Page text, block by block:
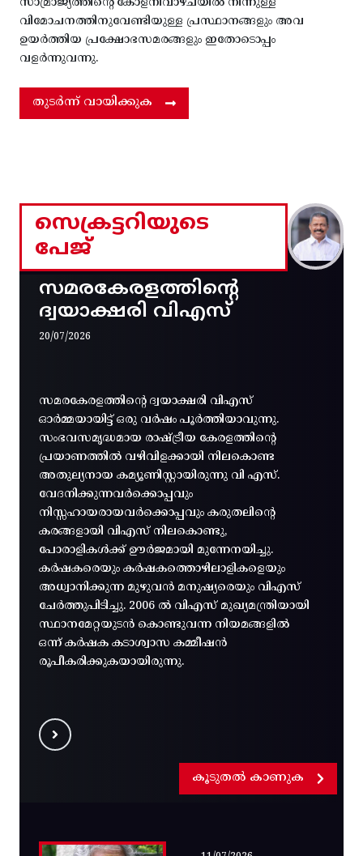
വിമോചനത്തിനുവേണ്ടിയുള്ള പ്രസ്ഥാനങ്ങളും അവ
ഉയർത്തിയ പ്രക്ഷോഭസമരങ്ങളും ഇതോടൊപ്പം
വളർന്നുവന്നു.
തുടർന്ന് വായിക്കുക
സെക്രട്ടറിയുടെ
പേജ്
സമരകേരളത്തിൻ്റെ
ദ്വയാക്ഷരി വിഎസ്
20/07/2026
സമരകേരളത്തിൻ്റെ ദ്വയാക്ഷരി വിഎസ്
ഓർമ്മയായിട്ട് ഒരു വർഷം പൂർത്തിയാവുന്നു.
സംഭവസമൃദ്ധമായ രാഷ്ട്രീയ കേരളത്തിന്റെ
പ്രയാണത്തിൽ വഴിവിളക്കായി നിലകൊണ്ട
അതുല്യനായ കമ്യൂണിസ്റ്റായിരുന്നു വി എസ്.
വേദനിക്കുന്നവർക്കൊപ്പവും
നിസ്സഹായരായവർക്കൊപ്പവും കരുതലിന്റെ
കരങ്ങളായി വിഎസ് നിലകൊണ്ടു,
പോരാളികൾക്ക് ഊർജമായി മുന്നേനയിച്ചു.
കർഷകരെയും കർഷകത്തൊഴിലാളികളെയും
അധ്വാനിക്കുന്ന മുഴുവൻ മനുഷ്യരെയും വിഎസ്
ചേർത്തുപിടിച്ചു. 2006 ൽ വിഎസ് മുഖ്യമന്ത്രിയായി
സ്ഥാനമേറ്റയുടൻ കൊണ്ടുവന്ന നിയമങ്ങളിൽ
ഒന്ന് കർഷക കടാശ്വാസ കമ്മീഷൻ
രൂപീകരിക്കുകയായിരുന്നു.
കൂടുതൽ കാണുക